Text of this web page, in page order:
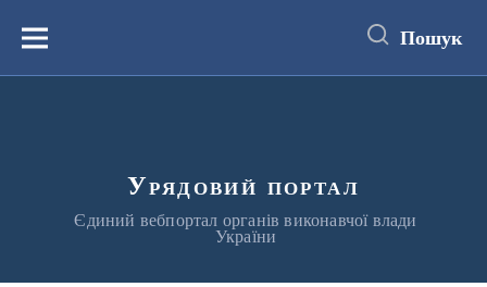
вмістуМеню Пошук
Урядовий портал
Єдиний вебпортал органів виконавчої влади
України